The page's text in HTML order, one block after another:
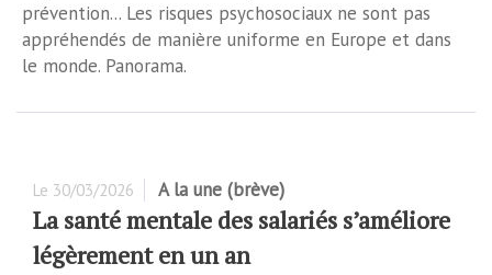
prévention... Les risques psychosociaux ne sont pas
appréhendés de manière uniforme en Europe et dans
le monde. Panorama.
Le 30/03/2026 A la une (brève)
La santé mentale des salariés s’améliore
légèrement en un an